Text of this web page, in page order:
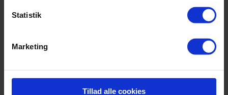
Statistik
Marketing
Tillad alle cookies